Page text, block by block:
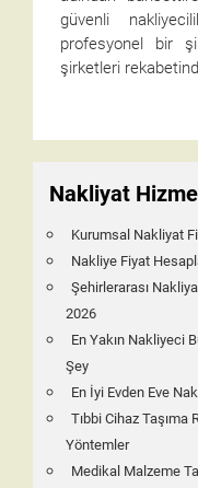
güvenli
profesyonel bir
şirketleri
Nakliyat
Kurumsal Nakliyat
Nakliye Fiyat
Şehirlerarası
2026
En Yakın Nakliyeci
Şey
En İyi Evden Eve
Tıbbi Cihaz Taşıma
Yöntemler
Medikal Malzeme